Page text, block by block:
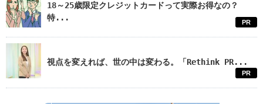
18～25歳限定クレジットカードって実際お得なの？
特...
PR
視点を変えれば、世の中は変わる。「Rethink PR...
PR